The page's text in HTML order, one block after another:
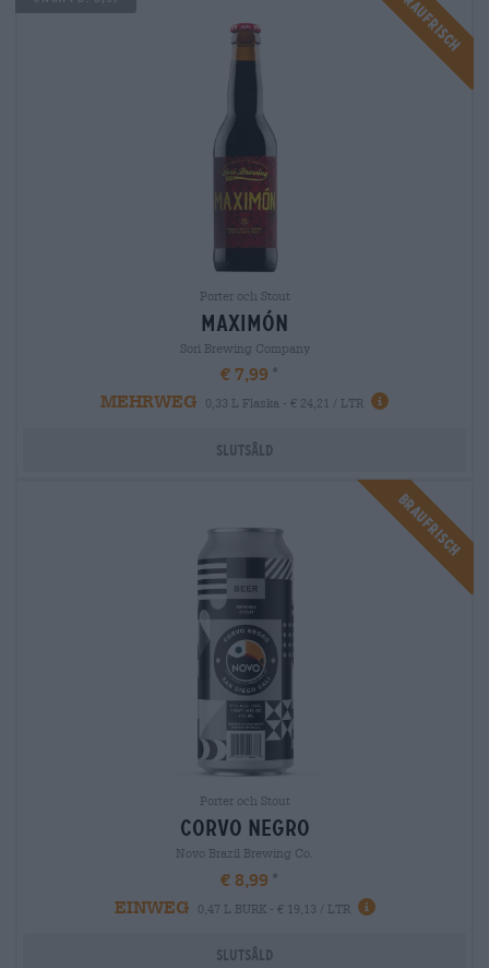
Braufrisch
Porter och Stout
maximón
Sori Brewing Company
€ 7,99
MEHRWEG
0,33 L Flaska - € 24,21 / LTR
Slutsåld
Braufrisch
Porter och Stout
corvo negro
Novo Brazil Brewing Co.
€ 8,99
EINWEG
0,47 L BURK - € 19,13 / LTR
Slutsåld